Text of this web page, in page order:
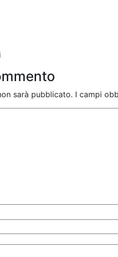
sarà pubblicato. I campi